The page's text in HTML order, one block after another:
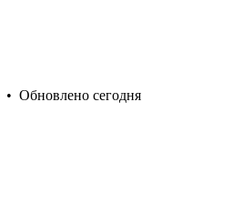
• Обновлено сегодня